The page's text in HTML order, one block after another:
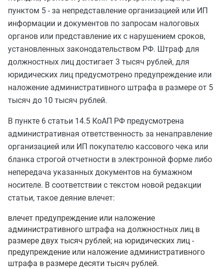
пунктом 5 - за непредставление организацией или ИП
информации и документов по запросам налоговых
органов или представление их с нарушением сроков,
установленных законодательством РФ. Штраф для
должностных лиц достигает 3 тысяч рублей, для
юридических лиц предусмотрено предупреждение или
наложение административного штрафа в размере от 5
тысяч до 10 тысяч рублей.
В пункте 6 статьи 14.5 КоАП РФ предусмотрена
административная ответственность за ненаправление
организацией или ИП покупателю кассового чека или
бланка строгой отчетности в электронной форме либо
непередача указанных документов на бумажном
носителе. В соответствии с текстом новой редакции
статьи, такое деяние влечет:
влечет предупреждение или наложение
административного штрафа на должностных лиц в
размере двух тысяч рублей; на юридических лиц -
предупреждение или наложение административного
штрафа в размере десяти тысяч рублей.